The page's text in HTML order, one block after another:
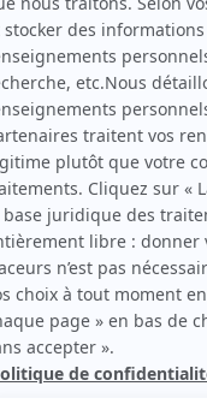
La galère
Moi et
Épopée